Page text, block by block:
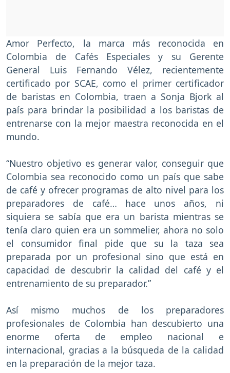
Amor Perfecto, la marca más reconocida en
Colombia de Cafés Especiales y su Gerente
General Luis Fernando Vélez, recientemente
certificado por SCAE, como el primer certificador
de baristas en Colombia, traen a Sonja Bjork al
país para brindar la posibilidad a los baristas de
entrenarse con la mejor maestra reconocida en el
mundo.
“Nuestro objetivo es generar valor, conseguir que
Colombia sea reconocido como un país que sabe
de café y ofrecer programas de alto nivel para los
preparadores de café… hace unos años, ni
siquiera se sabía que era un barista mientras se
tenía claro quien era un sommelier, ahora no solo
el consumidor final pide que su la taza sea
preparada por un profesional sino que está en
capacidad de descubrir la calidad del café y el
entrenamiento de su preparador.”
Así mismo muchos de los preparadores
profesionales de Colombia han descubierto una
enorme oferta de empleo nacional e
internacional, gracias a la búsqueda de la calidad
en la preparación de la mejor taza.